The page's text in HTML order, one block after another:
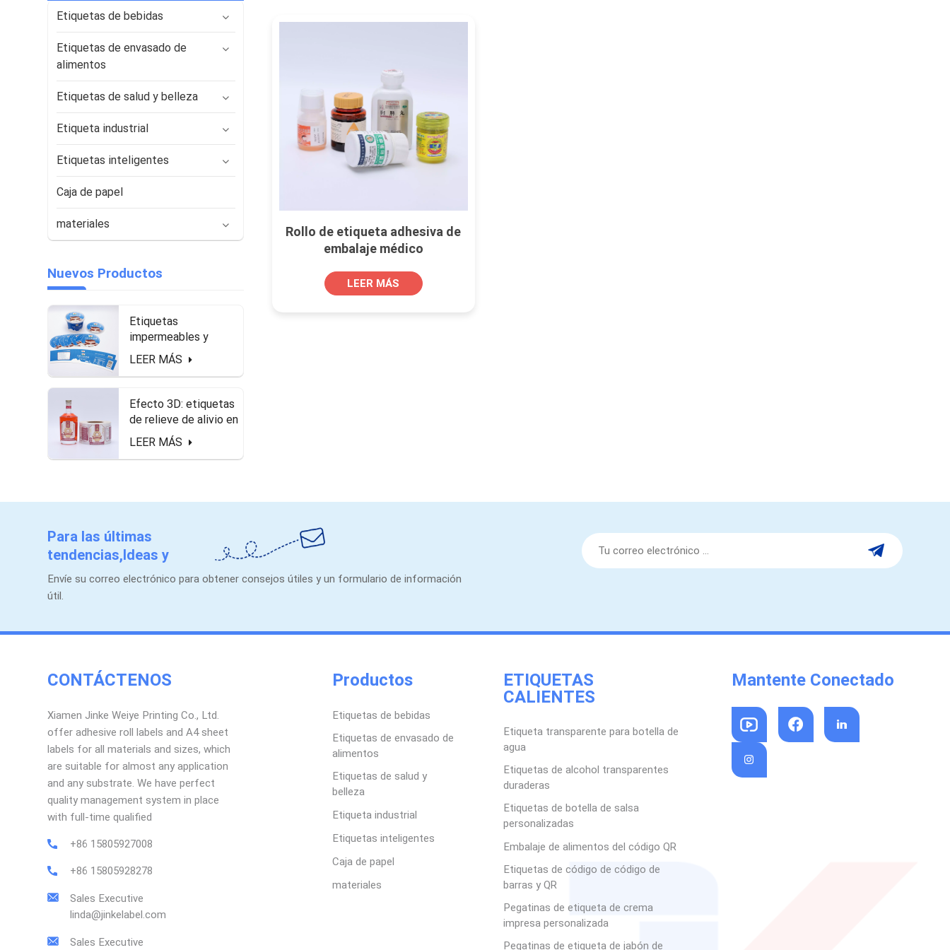
Etiquetas de bebidas
Etiquetas de envasado de
alimentos
Etiquetas de salud y belleza
Etiqueta industrial
Etiquetas inteligentes
Caja de papel
materiales
Nuevos Productos
Etiquetas
impermeables y
seguras de alimentos
en el paquete de
LEER MÁS
Efecto 3D: etiquetas
de relieve de alivio en
forma de rollo para
botella de licor
LEER MÁS
Rollo de etiqueta adhesiva de
embalaje médico
LEER MÁS
Para las últimas
tendencias,Ideas y
promociones.
Envíe su correo electrónico para obtener consejos útiles y un formulario de información
útil.
CONTÁCTENOS
Xiamen Jinke Weiye Printing Co., Ltd.
offer adhesive roll labels and A4 sheet
labels for all materials and sizes, which
are suitable for almost any application
and any substrate. We have perfect
quality management system in place
with full-time qualified
+86 15805927008
+86 15805928278
Sales Executive
linda@jinkelabel.com
Sales Executive
Productos
Etiquetas de bebidas
Etiquetas de envasado de
alimentos
Etiquetas de salud y
belleza
Etiqueta industrial
Etiquetas inteligentes
Caja de papel
materiales
ETIQUETAS
CALIENTES
Etiqueta transparente para botella de
agua
Etiquetas de alcohol transparentes
duraderas
Etiquetas de botella de salsa
personalizadas
Embalaje de alimentos del código QR
Etiquetas de código de código de
barras y QR
Pegatinas de etiqueta de crema
impresa personalizada
Pegatinas de etiqueta de jabón de
Mantente Conectado